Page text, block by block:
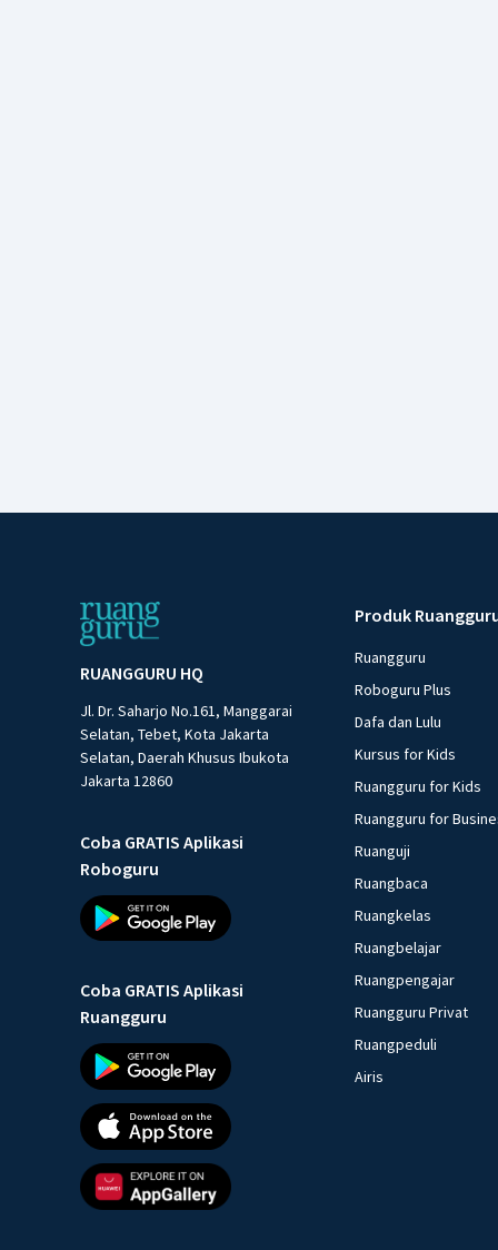
RUANGGURU HQ
Jl. Dr. Saharjo No.161, Manggarai
Selatan, Tebet, Kota Jakarta
Selatan, Daerah Khusus Ibukota
Jakarta 12860
Coba GRATIS Aplikasi
Roboguru
Coba GRATIS Aplikasi
Ruangguru
Produk
Ruangguru
Roboguru Plus
Dafa dan Lulu
Kursus for Kids
Ruangguru for Kids
Ruangguru for
Ruanguji
Ruangbaca
Ruangkelas
Ruangbelajar
Ruangpengajar
Ruangguru Privat
Ruangpeduli
Airis